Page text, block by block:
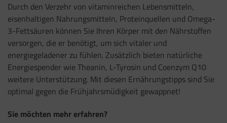
Durch den Verzehr von vitaminreichen Lebensmitteln,
eisenhaltigen Nahrungsmitteln, Proteinquellen und Omega-
3-Fettsäuren können Sie Ihren Körper mit den Nährstoffen
versorgen, die er benötigt, um sich vitaler und
energiegeladener zu fühlen. Zusätzlich bieten natürliche
Energiespender wie Theanin, L-Tyrosin und Coenzym Q10
weitere Unterstützung. Mit diesen Ernährungstipps sind Sie
optimal gegen die Frühjahrsmüdigkeit gewappnet!
Sie möchten mehr erfahren?